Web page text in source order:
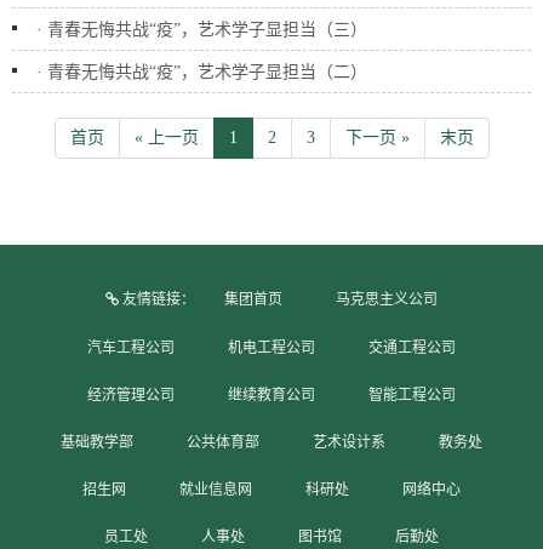
· 青春无悔共战“疫”，艺术学子显担当（三）
· 青春无悔共战“疫”，艺术学子显担当（二）
首页 « 上一页 1 2 3 下一页 » 末页
友情链接： 集团首页 马克思主义公司
汽车工程公司 机电工程公司 交通工程公司
经济管理公司 继续教育公司 智能工程公司
基础教学部 公共体育部 艺术设计系 教务处
招生网 就业信息网 科研处 网络中心
员工处 人事处 图书馆 后勤处